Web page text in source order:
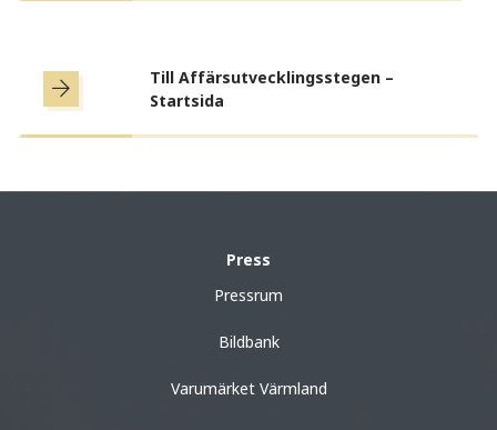
Till Affärsutvecklingsstegen –
Startsida
Press
Pressrum
Bildbank
Varumärket Värmland